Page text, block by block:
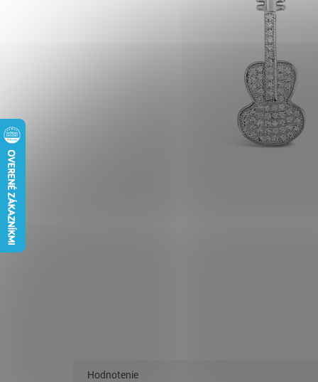
Hodnotenie